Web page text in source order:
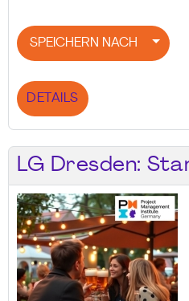
SPEICHERN NACH
DETAILS
LG Dresden: